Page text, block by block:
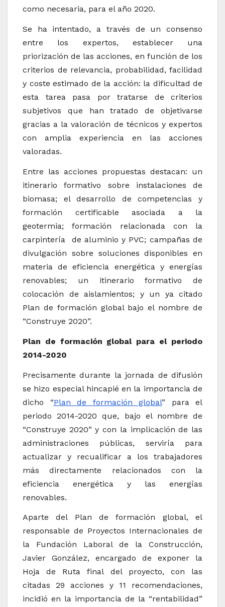
como necesaria, para el año 2020.
Se ha intentado, a través de un consenso
entre los expertos, establecer una
priorización de las acciones, en función de los
criterios de relevancia, probabilidad, facilidad
y coste estimado de la acción: la dificultad de
esta tarea pasa por tratarse de criterios
subjetivos que han tratado de objetivarse
gracias a la valoración de técnicos y expertos
con amplia experiencia en las acciones
valoradas.
Entre las acciones propuestas destacan: un
itinerario formativo sobre instalaciones de
biomasa; el desarrollo de competencias y
formación certificable asociada a la
geotermia; formación relacionada con la
carpintería de aluminio y PVC; campañas de
divulgación sobre soluciones disponibles en
materia de eficiencia energética y energías
renovables; un itinerario formativo de
colocación de aislamientos; y un ya citado
Plan de formación global bajo el nombre de
“Construye 2020”.
Plan de formación global para el periodo
2014-2020
Precisamente durante la jornada de difusión
se hizo especial hincapié en la importancia de
dicho “Plan de formación global” para el
periodo 2014-2020 que, bajo el nombre de
“Construye 2020” y con la implicación de las
administraciones públicas, serviría para
actualizar y recualificar a los trabajadores
más directamente relacionados con la
eficiencia energética y las energías
renovables.
Aparte del Plan de formación global, el
responsable de Proyectos Internacionales de
la Fundación Laboral de la Construcción,
Javier González, encargado de exponer la
Hoja de Ruta final del proyecto, con las
citadas 29 acciones y 11 recomendaciones,
incidió en la importancia de la “rentabilidad”